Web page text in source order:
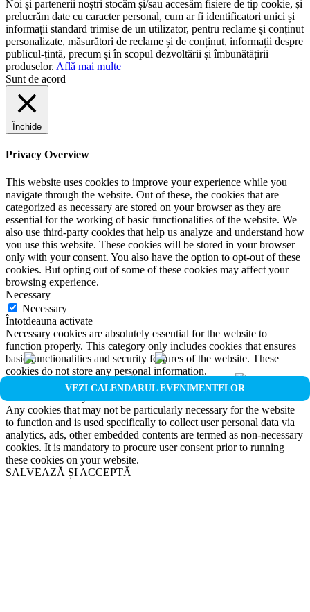
VEZI CALENDARUL EVENIMENTELOR
Noi și partenerii noștri stocăm și/sau accesăm fisiere de tip cookie, și
prelucrăm date cu caracter personal, cum ar fi identificatori unici și
informații standard trimise de un utilizator, pentru reclame și conținut
personalizate, măsurători de reclame și de conținut, informații despre
publicul-țintă, precum și în scopul dezvoltării și îmbunătățirii
produselor. Află mai multe
Sunt de acord
Închide
Privacy Overview
This website uses cookies to improve your experience while you
navigate through the website. Out of these, the cookies that are
categorized as necessary are stored on your browser as they are
essential for the working of basic functionalities of the website. We
also use third-party cookies that help us analyze and understand how
you use this website. These cookies will be stored in your browser
only with your consent. You also have the option to opt-out of these
cookies. But opting out of some of these cookies may affect your
browsing experience.
Necessary
Necessary
Întotdeauna activate
Necessary cookies are absolutely essential for the website to
function properly. This category only includes cookies that ensures
basic functionalities and security features of the website. These
cookies do not store any personal information.
Non-necessary
Any cookies that may not be particularly necessary for the website
to function and is used specifically to collect user personal data via
analytics, ads, other embedded contents are termed as non-necessary
cookies. It is mandatory to procure user consent prior to running
these cookies on your website.
SALVEAZĂ ȘI ACCEPTĂ